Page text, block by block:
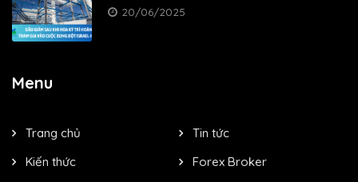
20/06/2025
Menu
Trang chủ
Tin tức
Kiến thức
Forex Broker